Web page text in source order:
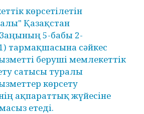
көрсетілетін
Қазақстан
5-бабы 2-
тармақшасына сәйкес
беруші мемлекеттік
сатысы туралы
көрсету
ақпараттық жүйесіне
етеді.